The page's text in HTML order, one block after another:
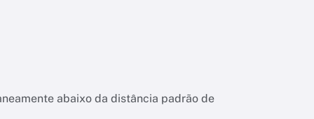
abaixo da distância padrão de